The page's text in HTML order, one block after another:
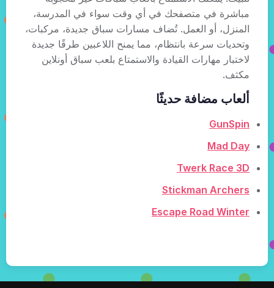
مباشرة في متصفحك في أي وقت سواء في المدرسة،
المنزل، أو العمل. تُضاف مسارات سباق جديدة، مركبات،
وتحديات سرعة بانتظام، مما يمنح اللاعبين طرقًا جديدة
لاختبار مهارات القيادة والاستمتاع بلعب سباق أونلاين
مكثف.
ألعاب مضافة حديثًا
GunSpin
Mad Day
Twerk Race 3D
Stickman Archers
Escape Road Winter